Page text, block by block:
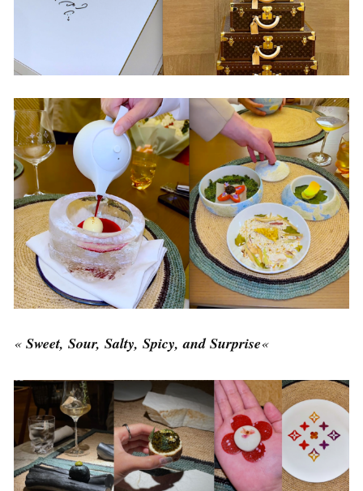
« Sweet, Sour, Salty, Spicy, and Surprise«